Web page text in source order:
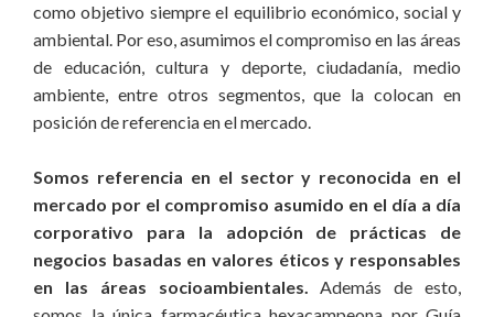
como objetivo siempre el equilibrio económico, social y
ambiental. Por eso, asumimos el compromiso en las áreas
de educación, cultura y deporte, ciudadanía, medio
ambiente, entre otros segmentos, que la colocan en
posición de referencia en el mercado.
Somos referencia en el sector y reconocida en el
mercado por el compromiso asumido en el día a día
corporativo para la adopción de prácticas de
negocios basadas en valores éticos y responsables
en las áreas socioambientales. Además de esto,